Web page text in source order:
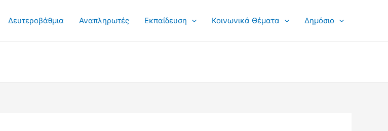
Δευτεροβάθμια Αναπληρωτές Εκπαίδευση Κοινωνικά Θέματα Δημόσιο